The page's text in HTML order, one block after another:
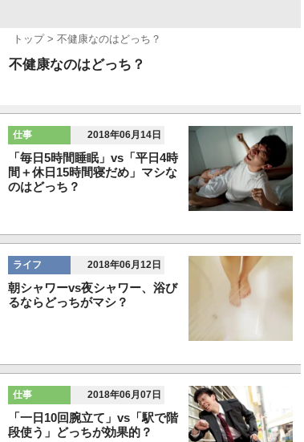
トップ 不健康なのはどっち？
不健康なのはどっち？
仕事 2018年06月14日
「毎日5時間睡眠」vs「平日4時
間＋休日15時間寝だめ」マシな
のはどっち？
ライフ 2018年06月12日
朝シャワーvs夜シャワー、浴び
るならどっちがマシ？
仕事 2018年06月07日
「一日10回腕立て」vs「駅で階
段使う」どっちが効果的？